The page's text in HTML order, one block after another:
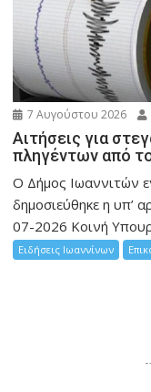
7 Αυγούστου 2026
Αιτήσεις για
πληγέντων από
Ο Δήμος Ιωαννιτών
δημοσιεύθηκε η υπ’
07-2026 Κοινή
Ειδήσεις Ιωαννίνων